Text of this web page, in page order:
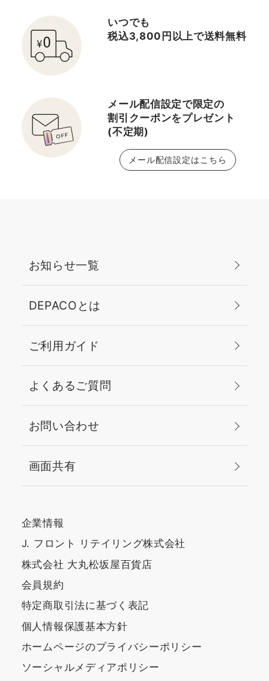
ックド ブロウ ジェル ～
眉密度高めできちんと見
えが叶う【きれいめ眉
Look】～ 【ペンシル】
✔︎＜M・A・C＞プロ ブ
Ｍ－チップ ペンシル ヒ
ッコリー 【パウダー】
✔︎＜セルヴォーク＞イン
ディケイト アイブロウパ
ルネット 【カラーマス
カラ】 ✔︎＜RMK＞アイブ
ロウ カラー 02 モカ ＿
DEPACO会員様・無料サ
ング】はご存知ですか？
ブランドがたくさんあっ
て 何を使えばいいか分か
DEPACOビューティーア
コスメをご提案いたしま
す。 ちょっとしたお悩み
でももちろんOKですので
是非、お気軽にご相談く
ださいね。 皆さまのご予
約お待ちしております♪
href="https://depaco.daimaru-
matsuzakaya.jp/shop/pages/
style="text-decoration:
いつでも
税込3,800円以上で送料無料
メール配信設定で限定の
割引クーポンをプレゼント
(不定期)
メール配信設定はこちら
お知らせ一覧
DEPACOとは
ご利用ガイド
よくあるご質問
お問い合わせ
画面共有
企業情報
J. フロント リテイリング株式会社
株式会社 大丸松坂屋百貨店
会員規約
特定商取引法に基づく表記
個人情報保護基本方針
ホームページのプライバシーポリシー
ソーシャルメディアポリシー